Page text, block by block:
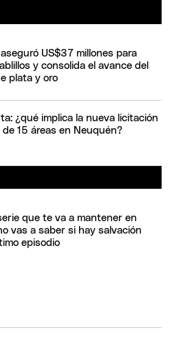
US$37 millones para
y consolida el avance del
plata y oro
¿qué implica la nueva licitación
15 áreas en Neuquén?
que te va a mantener en
vas a saber si hay salvación
episodio